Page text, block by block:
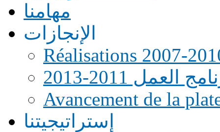
مهامنا
الإنجازات
Réalisations 2007-
العمل 2011-2013
Avancement de la
إستراتيجيتنا